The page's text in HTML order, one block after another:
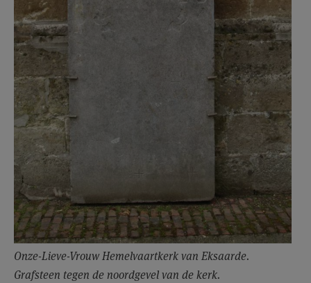
Onze-Lieve-Vrouw Hemelvaartkerk van Eksaarde.
Grafsteen tegen de noordgevel van de kerk.